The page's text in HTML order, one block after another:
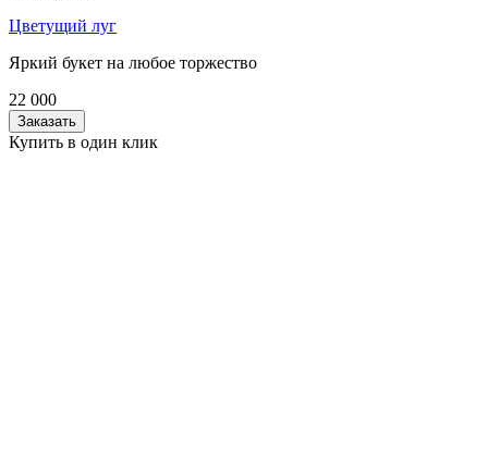
Цветущий луг
Яркий букет на любое торжество
22 000
Заказать
Купить в один клик